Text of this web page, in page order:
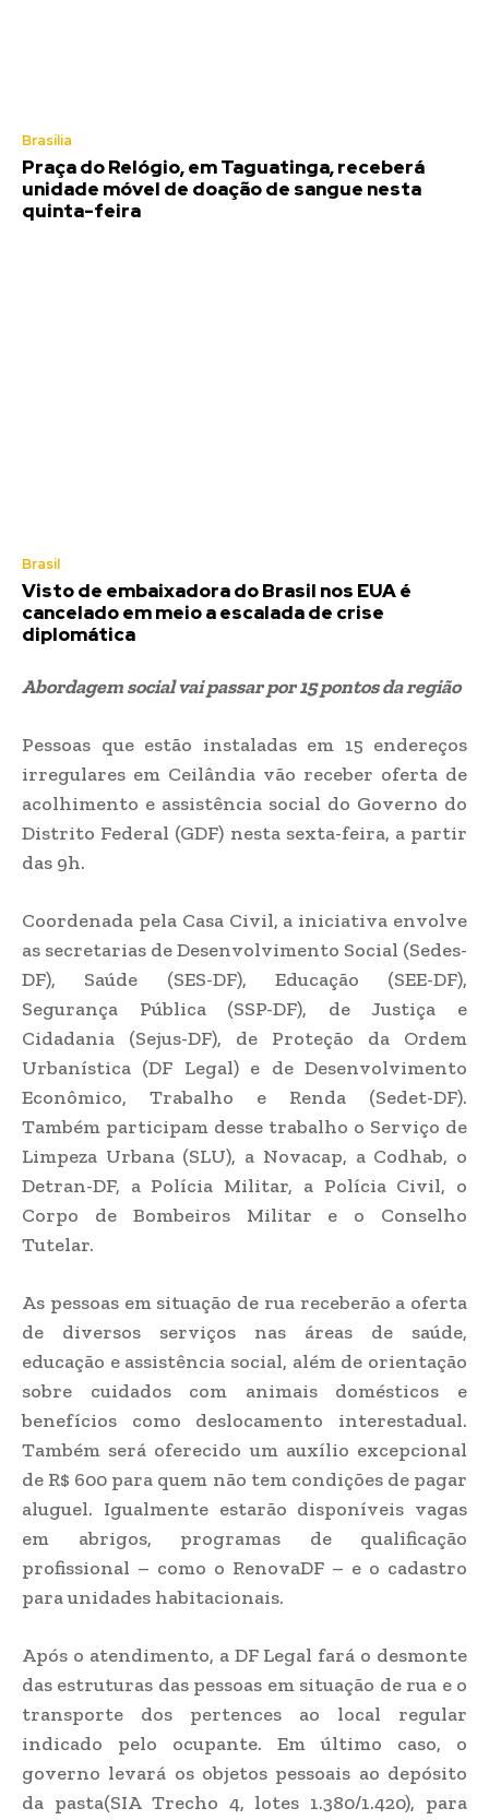
Brasília
Praça do Relógio, em Taguatinga, receberá
unidade móvel de doação de sangue nesta
quinta-feira
Brasil
Visto de embaixadora do Brasil nos EUA é
cancelado em meio a escalada de crise
diplomática
Abordagem social vai passar por 15 pontos da região
Pessoas que estão instaladas em 15 endereços
irregulares em Ceilândia vão receber oferta de
acolhimento e assistência social do Governo do
Distrito Federal (GDF) nesta sexta-feira, a partir
das 9h.
Coordenada pela Casa Civil, a iniciativa envolve
as secretarias de Desenvolvimento Social (Sedes-
DF), Saúde (SES-DF), Educação (SEE-DF),
Segurança Pública (SSP-DF), de Justiça e
Cidadania (Sejus-DF), de Proteção da Ordem
Urbanística (DF Legal) e de Desenvolvimento
Econômico, Trabalho e Renda (Sedet-DF).
Também participam desse trabalho o Serviço de
Limpeza Urbana (SLU), a Novacap, a Codhab, o
Detran-DF, a Polícia Militar, a Polícia Civil, o
Corpo de Bombeiros Militar e o Conselho
Tutelar.
As pessoas em situação de rua receberão a oferta
de diversos serviços nas áreas de saúde,
educação e assistência social, além de orientação
sobre cuidados com animais domésticos e
benefícios como deslocamento interestadual.
Também será oferecido um auxílio excepcional
de R$ 600 para quem não tem condições de pagar
aluguel. Igualmente estarão disponíveis vagas
em abrigos, programas de qualificação
profissional – como o RenovaDF – e o cadastro
para unidades habitacionais.
Após o atendimento, a DF Legal fará o desmonte
das estruturas das pessoas em situação de rua e o
transporte dos pertences ao local regular
indicado pelo ocupante. Em último caso, o
governo levará os objetos pessoais ao depósito
da pasta(SIA Trecho 4, lotes 1.380/1.420), para